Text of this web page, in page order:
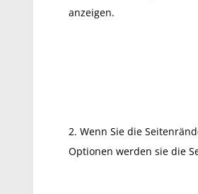
anzeigen.
2. Wenn Sie die
Optionen werden sie die